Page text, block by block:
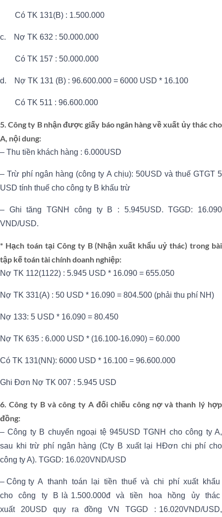
Có TK 131(B) : 1.500.000
c. Nợ TK 632 : 50.000.000
Có TK 157 : 50.000.000
d. Nợ TK 131 (B) : 96.600.000 = 6000 USD * 16.100
Có TK 511 : 96.600.000
5. Công ty B nhận được giấy báo ngân hàng về xuất ủy thác cho
A, nội dung:
– Thu tiền khách hàng : 6.000USD
– Trừ phí ngân hàng (công ty A chịu): 50USD và thuế GTGT 5
USD tính thuế cho công ty B khấu trừ
– Ghi tăng TGNH công ty B : 5.945USD. TGGD: 16.090
VND/USD.
* Hạch toán tại Công ty B (Nhận xuất khẩu uỷ thác) trong bài
tập kế toán tài chính doanh nghiệp:
Nợ TK 112(1122) : 5.945 USD * 16.090 = 655.050
Nợ TK 331(A) : 50 USD * 16.090 = 804.500 (phải thu phí NH)
Nợ 133: 5 USD * 16.090 = 80.450
Nợ TK 635 : 6.000 USD * (16.100-16.090) = 60.000
Có TK 131(NN): 6000 USD * 16.100 = 96.600.000
Ghi Đơn Nợ TK 007 : 5.945 USD
6. Công ty B và công ty A đối chiếu công nợ và thanh lý hợp
đồng:
– Công ty B chuyển ngoại tệ 945USD TGNH cho công ty A,
sau khi trừ phí ngân hàng (Cty B xuất lại HĐơn chi phí cho
công ty A). TGGD: 16.020VND/USD
– Công ty A thanh toán lại tiền thuế và chi phí xuất khẩu
cho công ty B là 1.500.000đ và tiền hoa hồng ủy thác
xuất 20USD quy ra đồng VN TGGD : 16.020VND/USD,